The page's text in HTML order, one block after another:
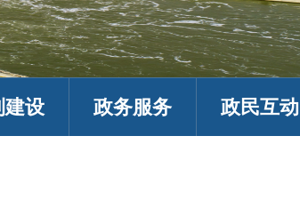
建设 政务服务 政民互动